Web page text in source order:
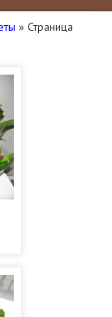
» Страница